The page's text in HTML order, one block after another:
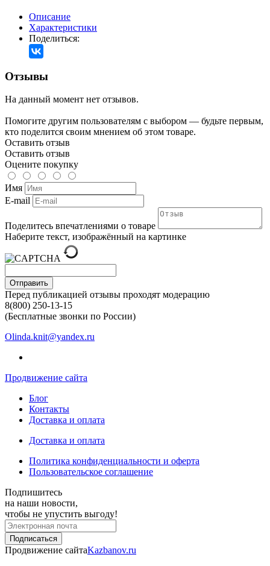
Описание
Характеристики
Поделиться:
Отзывы
На данный момент нет отзывов.
Помогите другим пользователям с выбором — будьте первым,
кто поделится своим мнением об этом товаре.
Оставить отзыв
Оставить отзыв
Оцените покупку
Имя
E-mail
Поделитесь впечатлениями о товаре
Наберите текст, изображённый на картинке
Отправить
Перед публикацией отзывы проходят модерацию
8(800) 250-13-15
(Бесплатные звонки по России)
Olinda.knit@yandex.ru
Продвижение сайта
Блог
Контакты
Доставка и оплата
Доставка и оплата
Политика конфиденциальности и оферта
Пользовательское соглашение
Подпишитесь
на наши новости,
чтобы не упустить выгоду!
Продвижение сайтаKazbanov.ru